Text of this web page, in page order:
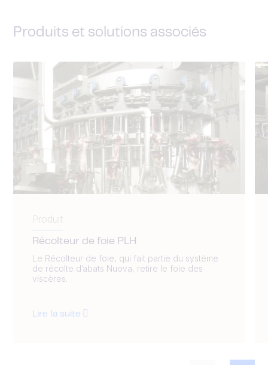
Produits et solutions associés
Produit
Récolteur de foie PLH
Le Récolteur de foie, qui fait partie du système
de récolte d’abats Nuova, retire le foie des
viscères.
Lire la suite